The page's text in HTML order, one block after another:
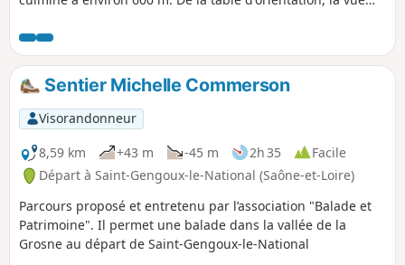
Vincent et Montceau-les-Mines au Nord-Ouest, la région
chalonnaise au Nord-Est, le Clunysois à l’Est, le Mont Saint-
Cyr et les contreforts du Beaujolais au Sud. Le retour
s'effectue via Sivignon.
Sentier Michelle Commerson
Visorandonneur
8,59 km
+43 m -45 m 2h 35
Facile
Départ à Saint-Gengoux-le-National (Saône-et-Loire)
Parcours proposé et entretenu par l’association "Balade et
Patrimoine". Il permet une balade dans la vallée de la
Grosne au départ de Saint-Gengoux-le-National